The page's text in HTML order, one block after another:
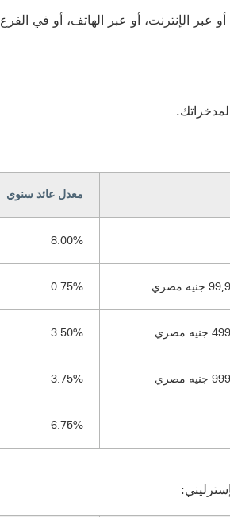
عبر الإنترنت، أو عبر الهاتف، أو في الفرع
معدل عائد سنوي
8.00%
0.75%
3.50%
3.75%
6.75%